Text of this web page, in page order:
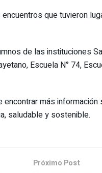
que tuvieron
de las instituciones
Escuela N° 74,
más
saludable y sostenible.
Próximo Post